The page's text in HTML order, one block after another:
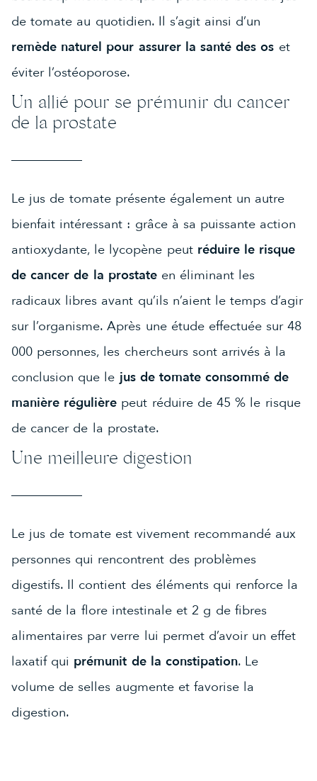
de tomate au quotidien. Il s’agit ainsi d’un
remède naturel pour assurer la santé des os et
éviter l’ostéoporose.
Un allié pour se prémunir du cancer
de la prostate
Le jus de tomate présente également un autre
bienfait intéressant : grâce à sa puissante action
antioxydante, le lycopène peut réduire le risque
de cancer de la prostateen éliminant les
radicaux libres avant qu’ils n’aient le temps d’agir
sur l’organisme. Après une étude effectuée sur 48
000 personnes, les chercheurs sont arrivés à la
conclusion que le jus de tomate consommé de
manière régulière peut réduire de 45 % le risque
de cancer de la prostate.
Une meilleure digestion
Le jus de tomate est vivement recommandé aux
personnes qui rencontrent des problèmes
digestifs. Il contient des éléments qui renforce la
santé de la flore intestinale et 2 g de fibres
alimentaires par verre lui permet d’avoir un effet
laxatif qui prémunit de la constipation. Le
volume de selles augmente et favorise la
digestion.